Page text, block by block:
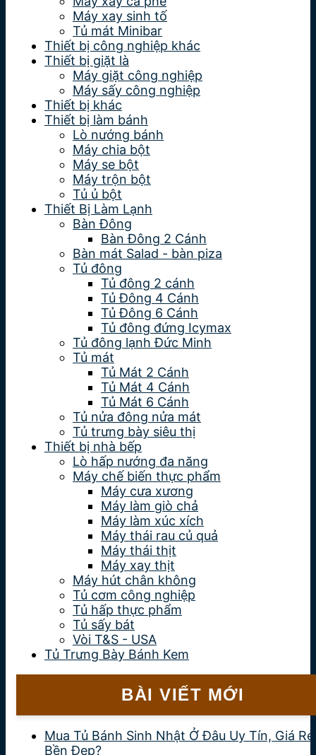
Máy xay sinh tố
Tủ mát Minibar
Thiết bị công nghiệp khác
Thiết bị giặt là
Máy giặt công nghiệp
Máy sấy công nghiệp
Thiết bị khác
Thiết bị làm bánh
Lò nướng bánh
Máy chia bột
Máy se bột
Máy trộn bột
Tủ ủ bột
Thiết Bị Làm Lạnh
Bàn Đông
Bàn Đông 2 Cánh
Bàn mát Salad - bàn piza
Tủ đông
Tủ đông 2 cánh
Tủ Đông 4 Cánh
Tủ Đông 6 Cánh
Tủ đông đứng Icymax
Tủ đông lạnh Đức Minh
Tủ mát
Tủ Mát 2 Cánh
Tủ Mát 4 Cánh
Tủ Mát 6 Cánh
Tủ nửa đông nửa mát
Tủ trưng bày siêu thị
Thiết bị nhà bếp
Lò hấp nướng đa năng
Máy chế biến thực phẩm
Máy cưa xương
Máy làm giò chả
Máy làm xúc xích
Máy thái rau củ quả
Máy thái thịt
Máy xay thịt
Máy hút chân không
Tủ cơm công nghiệp
Tủ hấp thực phẩm
Tủ sấy bát
Vòi T&S - USA
Tủ Trưng Bày Bánh Kem
BÀI VIẾT MỚI
Mua Tủ Bánh Sinh Nhật Ở Đâu Uy Tín, Giá
Bền Đẹp?